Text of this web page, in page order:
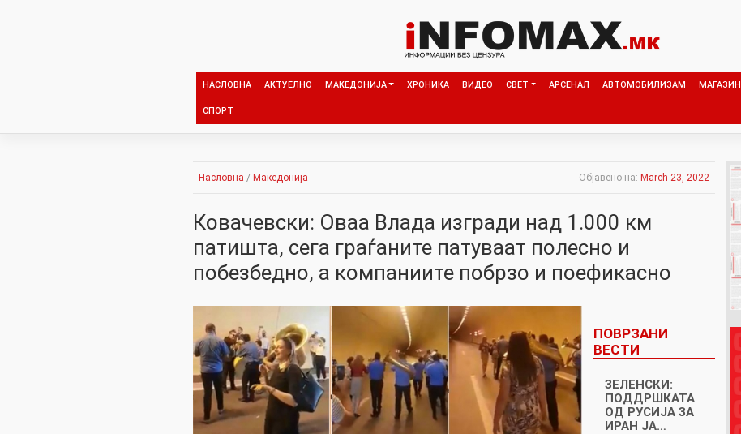
НАСЛОВНА АКТУЕЛНО МАКЕДОНИЈА ХРОНИКА ВИДЕО СВЕТ АРСЕНАЛ АВТОМОБИЛИЗАМ МАГАЗИН
СПОРТ
Насловна / Македонија Објавено на: March 23, 2022
Ковачевски: Оваа Влада изгради над 1.000 км
патишта, сега граѓаните патуваат полесно и
побезбедно, а компаниите побрзо и поефикасно
ПОВРЗАНИ
ВЕСТИ
ЗЕЛЕНСКИ:
ПОДДРШКАТА
ОД РУСИЈА ЗА
ИРАН ЈА…